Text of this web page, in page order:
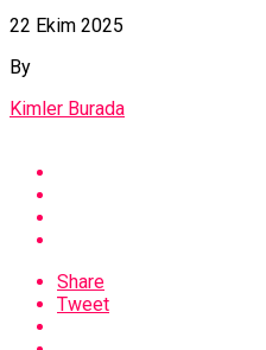
22 Ekim 2025
By
Kimler Burada
Share
Tweet